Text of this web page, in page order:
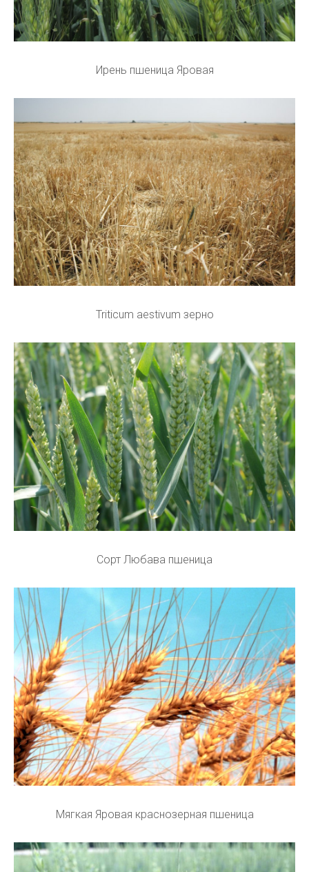
Ирень пшеница Яровая
Triticum aestivum зерно
Сорт Любава пшеница
Мягкая Яровая краснозерная пшеница